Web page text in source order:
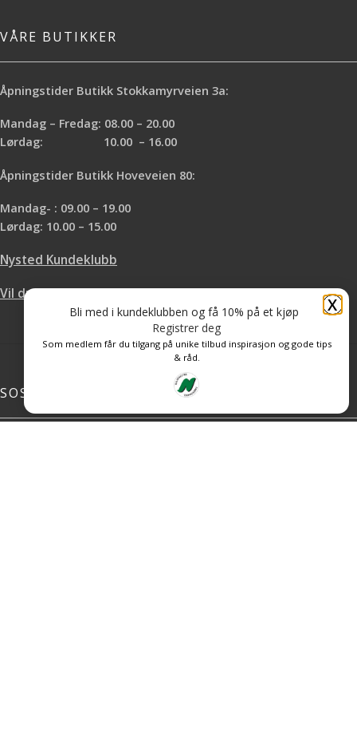
VÅRE BUTIKKER
Åpningstider Butikk Stokkamyrveien 3a:
Mandag – Fredag: 08.00 – 20.00
Lørdag: 10.00 – 16.00
Åpningstider Butikk Hoveveien 80:
Mandag- : 09.00 – 19.00
Lørdag: 10.00 – 15.00
Nysted Kundeklubb
Vil du leie hos oss?
SOSIALE MEDIER
X
Bli med i kundeklubben og få 10% på et kjøp
Registrer deg
Som medlem får du tilgang på unike tilbud inspirasjon og gode tips
& råd.